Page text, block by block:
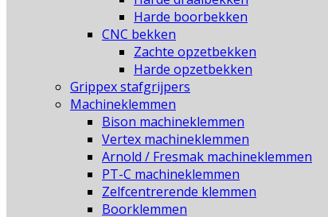
Harde boorbekken
CNC bekken
Zachte opzetbekken
Harde opzetbekken
Grippex stafgrijpers
Machineklemmen
Bison machineklemmen
Vertex machineklemmen
Arnold / Fresmak machineklemmen
PT-C machineklemmen
Zelfcentrerende klemmen
Boorklemmen